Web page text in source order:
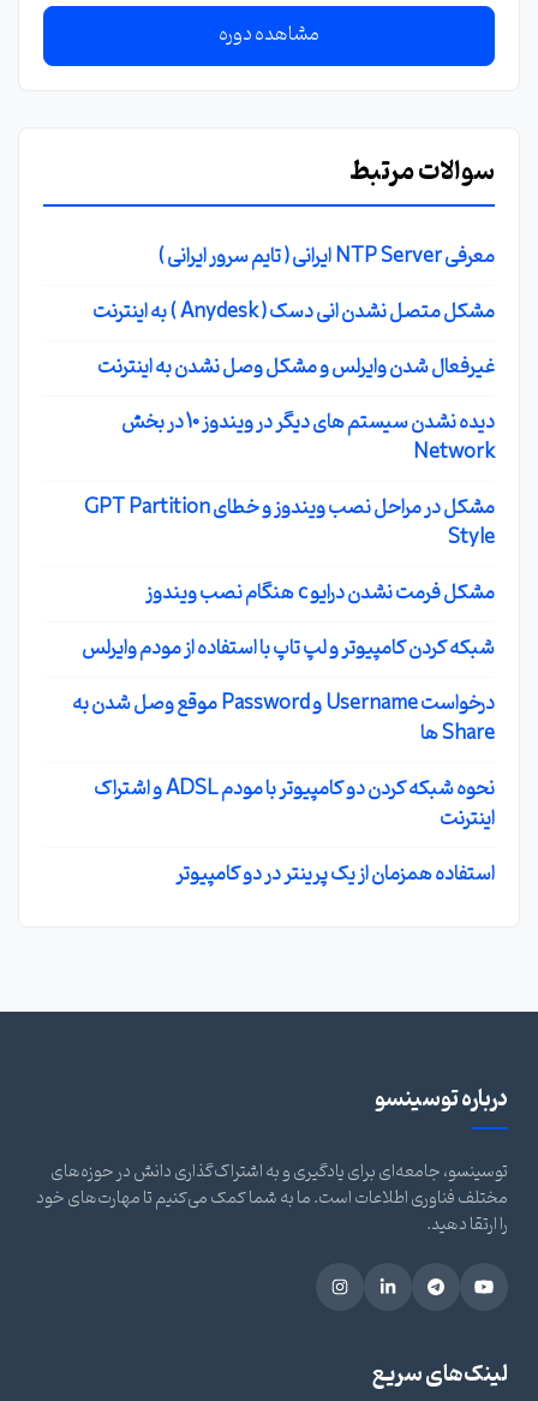
مشاهده دوره
سوالات مرتبط
معرفی NTP Server ایرانی ( تایم سرور ایرانی )
مشکل متصل نشدن انی دسک ( Anydesk ) به اینترنت
غیرفعال شدن وایرلس و مشکل وصل نشدن به اینترنت
دیده نشدن سیستم های دیگر در ویندوز 10 در بخش
Network
مشکل در مراحل نصب ویندوز و خطای GPT Partition
Style
مشکل فرمت نشدن درایو c هنگام نصب ویندوز
شبکه کردن کامپیوتر و لپ تاپ با استفاده از مودم وایرلس
درخواست Username و Password موقع وصل شدن به
Share ها
نحوه شبکه کردن دو کامپیوتر با مودم ADSL و اشتراک
اینترنت
استفاده همزمان از یک پرینتر در دو کامپیوتر
درباره توسینسو
توسینسو، جامعه‌ای برای یادگیری و به اشتراک‌گذاری دانش در حوزه‌های
مختلف فناوری اطلاعات است. ما به شما کمک می‌کنیم تا مهارت‌های خود
را ارتقا دهید.
لینک‌های سریع